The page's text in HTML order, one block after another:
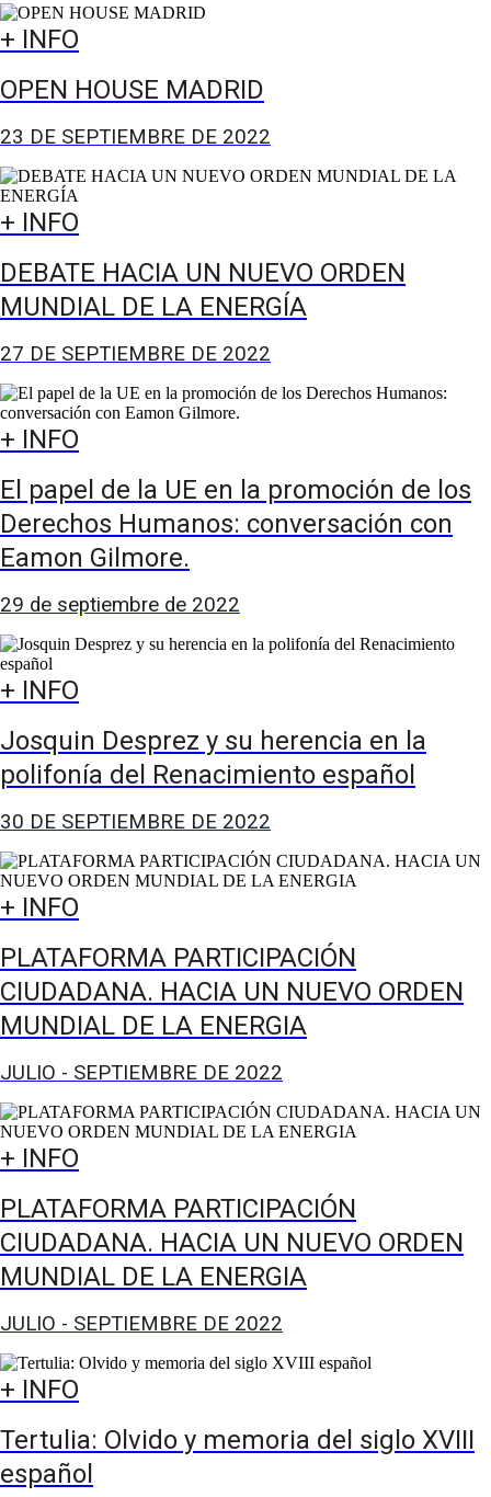
+ INFO
OPEN HOUSE MADRID
23 DE SEPTIEMBRE DE 2022
+ INFO
DEBATE HACIA UN NUEVO ORDEN
MUNDIAL DE LA ENERGÍA
27 DE SEPTIEMBRE DE 2022
+ INFO
El papel de la UE en la promoción de los
Derechos Humanos: conversación con
Eamon Gilmore.
29 de septiembre de 2022
+ INFO
Josquin Desprez y su herencia en la
polifonía del Renacimiento español
30 DE SEPTIEMBRE DE 2022
+ INFO
PLATAFORMA PARTICIPACIÓN
CIUDADANA. HACIA UN NUEVO ORDEN
MUNDIAL DE LA ENERGIA
JULIO - SEPTIEMBRE DE 2022
+ INFO
PLATAFORMA PARTICIPACIÓN
CIUDADANA. HACIA UN NUEVO ORDEN
MUNDIAL DE LA ENERGIA
JULIO - SEPTIEMBRE DE 2022
+ INFO
Tertulia: Olvido y memoria del siglo XVIII
español